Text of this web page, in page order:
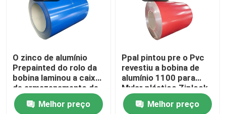
O zinco de alumínio
Prepainted do rolo da
bobina laminou a caixa
de armazenamento de
aço 1219mm da bobina
Melhor preço
Ppal pintou pre o Pvc
revestiu a bobina de
alumínio 1100 para
Mylar plástico Ziplock
ensaca 300mm 405mm
505mmMelhor preço